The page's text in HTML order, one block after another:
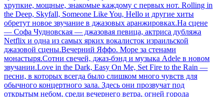
хрупкие, мощные, знакомые каждому с первых нот. Rolling in
the Deep, Skyfall, Someone Like You, Hello и другие хиты
обретут новое звучание в джазовых аранжировках.На сцене
— Софа Чудновская — джазовая певица, актриса дубляжа
Netflix и одна из самых ярких вокалисток израильской
джазовой сцены.Вечерний Яффо. Море за стенами
монастыря.Сотни свечей, джаз-бэнд и музыка Adele в новом
звучании.Love in the Dark, Easy On Me, Set Fire to the Rain —
песни, в которых всегда было слишком много чувств для
обычного концертного зала. Здесь они прозвучат под
открытым небом, среди вечернего ветра, огней города